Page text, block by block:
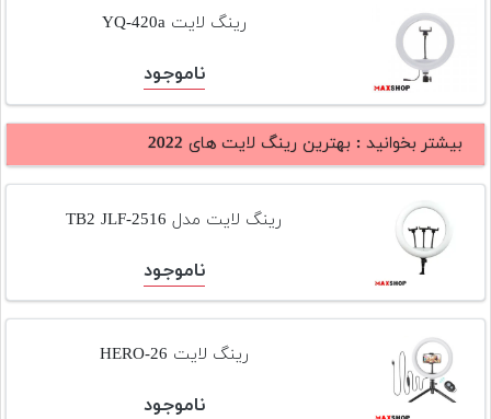
تجهیزات
مکث
افزودن
محصول
دست
لیست
دوربین
رینگ لایت YQ-420a
ناموجود
بیشتر بخوانید : بهترین رینگ لایت های 2022
رینگ لایت مدل TB2 JLF-2516
ناموجود
رینگ لایت HERO-26
ناموجود